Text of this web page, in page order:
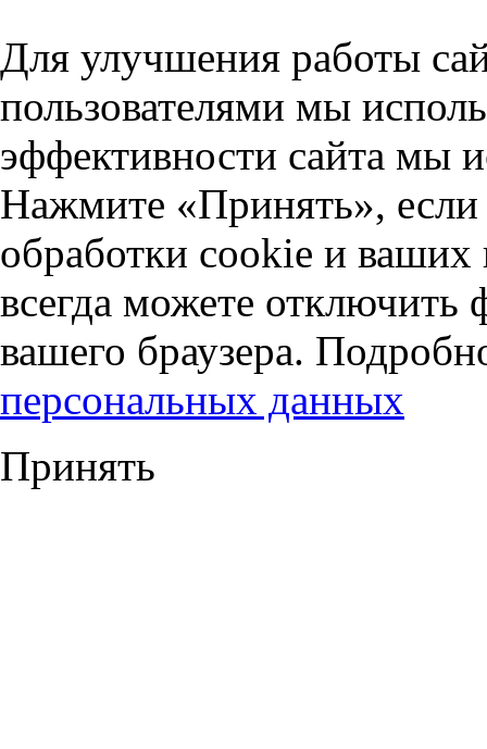
Для улучшения работы
пользователями мы
эффективности сайта мы
Нажмите «Принять», если
обработки cookie и
всегда можете отключить
вашего браузера.
персональных данных
Принять